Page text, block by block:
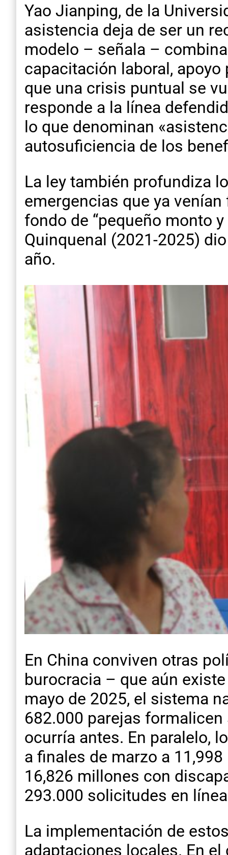
Yao Jianping, de la
asistencia deja de ser un
modelo – señala –
capacitación laboral,
que una crisis puntual se
responde a la línea
lo que denominan
autosuficiencia de los
La ley también profundiza
emergencias que ya
fondo de “pequeño monto
Quinquenal (2021-2025)
año.
En China conviven otras
burocracia – que aún
mayo de 2025, el sistema
682.000 parejas
ocurría antes. En paralelo,
a finales de marzo a
16,826 millones con
293.000 solicitudes en
La implementación de
adaptaciones locales. En